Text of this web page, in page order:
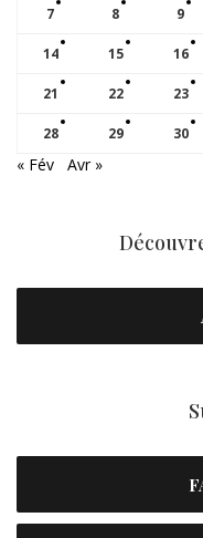
7 8 9
14 15 16
21 22 23
28 29 30
« Fév Avr »